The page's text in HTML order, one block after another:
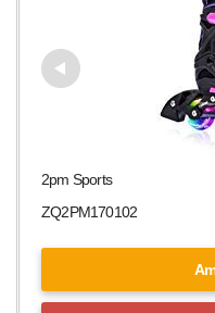
2pm Sports
ZQ2PM170102